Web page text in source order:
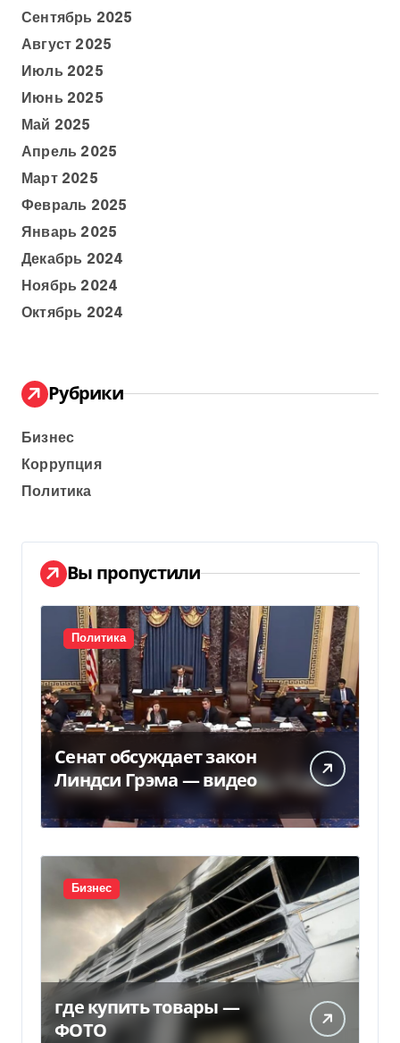
Сентябрь 2025
Август 2025
Июль 2025
Июнь 2025
Май 2025
Апрель 2025
Март 2025
Февраль 2025
Январь 2025
Декабрь 2024
Ноябрь 2024
Октябрь 2024
Рубрики
Бизнес
Коррупция
Политика
Вы пропустили
Политика
Сенат обсуждает закон
Линдси Грэма — видео
Бизнес
где купить товары —
ФОТО